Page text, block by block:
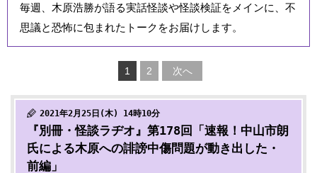
毎週、木原浩勝が語る実話怪談や怪談検証をメインに、不
思議と恐怖に包まれたトークをお届けします。
1 2 次へ
2021年2月25日(木) 14時10分
『別冊・怪談ラヂオ』第178回「速報！中山市朗
氏による木原への誹謗中傷問題が動き出した・
前編」